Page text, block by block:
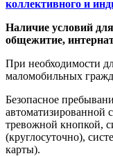
коллективного и
Наличие условий
общежитие,
При необходимости
маломобильных
Безопасное
автоматизированной
тревожной кнопкой,
(круглосуточно),
карты).